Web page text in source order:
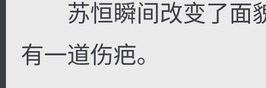
苏恒瞬间改变了面
有一道伤疤。